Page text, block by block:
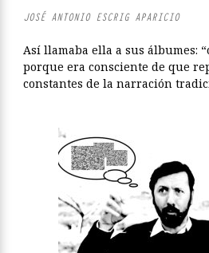
JOSÉ ANTONIO ESCRIG APARICIO
Así llamaba ella a sus álbumes:
porque era consciente de que
constantes de la narración